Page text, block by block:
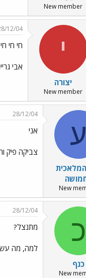
New member
י
יצורה
New member
12/04
חי חי חי
אבי
ע
New
28/12/04
אני
צביקה פיק
כ
כנף
New
28/12/04
מתנצל?
למה, מה